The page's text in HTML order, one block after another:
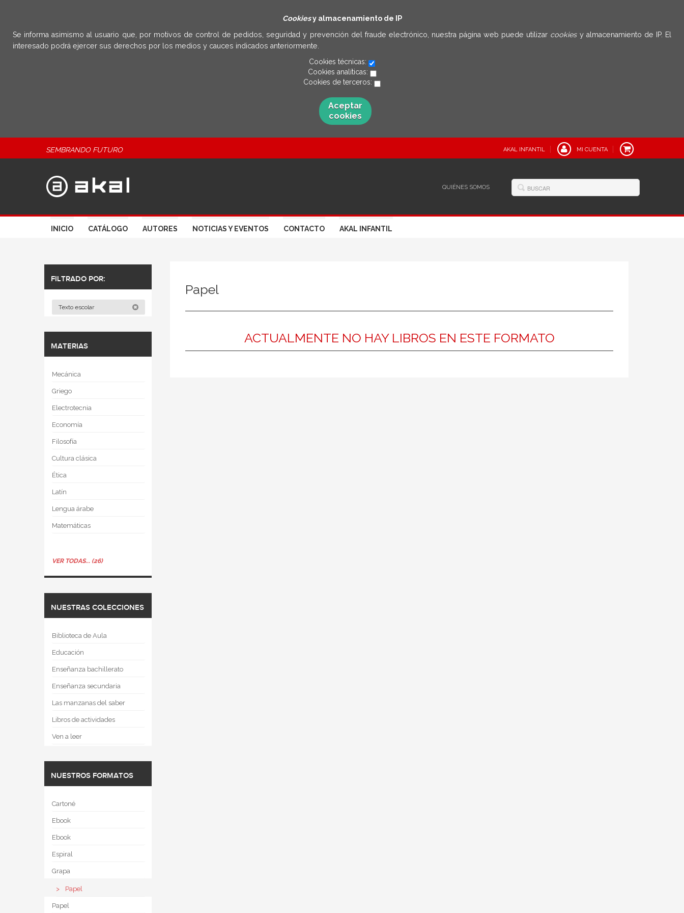
Cookiesy almacenamiento de IP
Se informa asimismo al usuario que, por motivos de control de pedidos, seguridad y prevención del fraude electrónico, nuestra página web puede utilizar cookies y almacenamiento de IP. El
interesado podrá ejercer sus derechos por los medios y cauces indicados anteriormente.
Cookies técnicas:
Cookies analíticas:
Cookies de terceros:
Aceptar
cookies
SEMBRANDO FUTURO AKAL INFANTIL MI CUENTA
QUIÉNES SOMOS
INICIO CATÁLOGO AUTORES NOTICIAS Y EVENTOS CONTACTO AKAL INFANTIL
FILTRADO POR:
Texto escolar
MATERIAS
Mecánica
Griego
Electrotecnia
Economía
Filosofía
Cultura clásica
Ética
Latín
Lengua árabe
Matemáticas
VER TODAS... (26)
NUESTRAS COLECCIONES
Biblioteca de Aula
Educación
Enseñanza bachillerato
Enseñanza secundaria
Las manzanas del saber
Libros de actividades
Ven a leer
NUESTROS FORMATOS
Cartoné
Ebook
Ebook
Espiral
Grapa
Papel
Papel
Papel
ACTUALMENTE NO HAY LIBROS EN ESTE FORMATO